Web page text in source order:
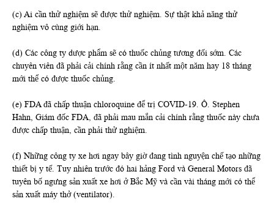
(c) Ai cần thử nghiệm sẽ được thử nghiệm. Sự thật khả năng thử
nghiệm vô cùng giới hạn.
(d) Các công ty dược phẩm sẽ có thuốc chủng tương đối sớm. Các
chuyên viên đã phải cải chính rằng cần ít nhất một năm hay 18 tháng
mới thể có được thuốc chủng.
(e) FDA đã chấp thuận chloroquine để trị COVID-19. Ô. Stephen
Hahn, Giám đốc FDA, đã phải mau mắn cải chính rằng thuốc này chưa
được chấp thuận, cần phải thử nghiệm.
(f) Những công ty xe hơi ngay bây giờ đang tình nguyện chế tạo những
thiết bị y tế. Tuy nhiên trước đó hai hảng Ford và General Motors đã
tuyên bố ngưng sản xuất xe hơi ở Bắc Mỹ và cần vài tháng mới có thể
sản xuất máy thở (ventilator).